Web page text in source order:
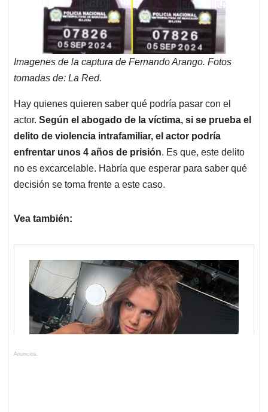
Imagenes de la captura de Fernando Arango. Fotos
tomadas de: La Red.
Hay quienes quieren saber qué podría pasar con el
actor. Según el abogado de la víctima, si se prueba el
delito de violencia intrafamiliar, el actor podría
enfrentar unos 4 años de prisión. Es que, este delito
no es excarcelable. Habría que esperar para saber qué
decisión se toma frente a este caso.
Vea también:
Anuncios.